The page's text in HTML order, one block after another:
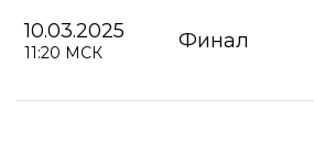
10.03.2025
11:20 МСК Финал